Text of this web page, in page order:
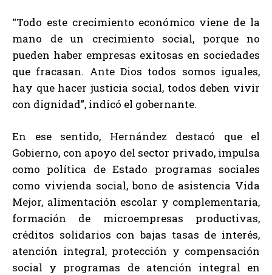
“Todo este crecimiento económico viene de la
mano de un crecimiento social, porque no
pueden haber empresas exitosas en sociedades
que fracasan. Ante Dios todos somos iguales,
hay que hacer justicia social, todos deben vivir
con dignidad”, indicó el gobernante.
En ese sentido, Hernández destacó que el
Gobierno, con apoyo del sector privado, impulsa
como política de Estado programas sociales
como vivienda social, bono de asistencia Vida
Mejor, alimentación escolar y complementaria,
formación de microempresas productivas,
créditos solidarios con bajas tasas de interés,
atención integral, protección y compensación
social y programas de atención integral en